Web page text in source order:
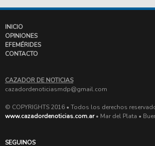
INICIO
OPINIONES
EFEMÉRIDES
CONTACTO
CAZADOR DE NOTICIAS
cazadordenoticiasmdp@gmail.com
© COPYRIGHTS 2016 • Todos los derechos
www.cazadordenoticias.com.ar• Mar del Plata •
SEGUINOS